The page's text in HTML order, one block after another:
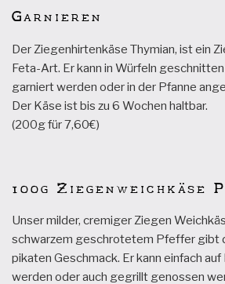
Garnieren
Der Ziegenhirtenkäse Thymian, ist ein
Feta-Art. Er kann in Würfeln
garniert werden oder in der Pfanne
Der Käse ist bis zu 6 Wochen haltbar.
(200g für 7,60€)
100g Ziegenweichkäse
Unser milder, cremiger Ziegen
schwarzem geschrotetem Pfeffer gibt
pikaten Geschmack. Er kann einfach
werden oder auch gegrillt genossen